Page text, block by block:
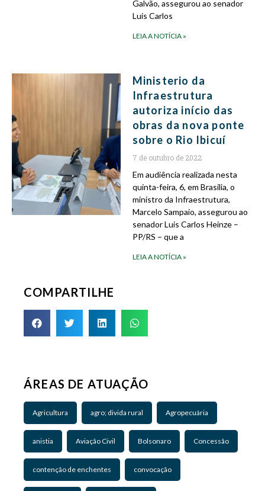
Galvão, assegurou ao senador
Luis Carlos
LEIA A NOTÍCIA »
Ministerio da
Infraestrutura
autoriza início das
obras da nova ponte
sobre o Rio Ibicuí
7 de outubro de 2022
Em audiência realizada nesta
quinta-feira, 6, em Brasília, o
ministro da Infraestrutura,
Marcelo Sampaio, assegurou ao
senador Luis Carlos Heinze –
PP/RS – que a
LEIA A NOTÍCIA »
COMPARTILHE
ÁREAS DE ATUAÇÃO
Agricultura agro; divida rural Agropecuária
anistia Aviação Civil Bolsonaro Concessão
contenção de enchentes convocação